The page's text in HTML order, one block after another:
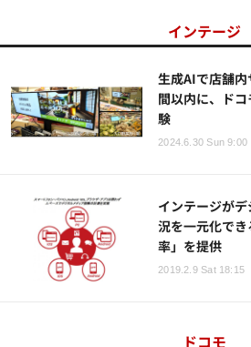
インテージ
生成AIで店舗
間以内に、ド
験
2024.6.30 Sun 9:00
インテージが
況を一元化で
率」を提供
2019.2.9 Sat 18:15
ドコモ